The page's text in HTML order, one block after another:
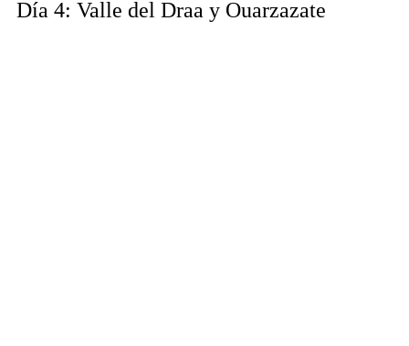
Día 4: Valle del Draa y Ouarzazate